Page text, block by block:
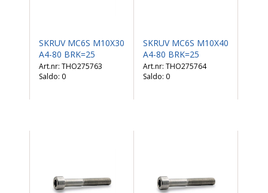
SKRUV MC6S M10X30
A4-80 BRK=25
THO275763
Saldo: 0
SKRUV MC6S M10X40
A4-80 BRK=25
THO275764
Saldo: 0